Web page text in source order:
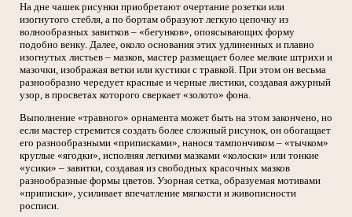
На дне чашек рисунки приобретают очертание розетки или
изогнутого стебля, а по бортам образуют легкую цепочку из
волнообразных завитков – «бегунков», опоясывающих форму
подобно венку. Далее, около основания этих удлиненных и плавно
изогнутых листьев – мазков, мастер размещает более мелкие штрихи и
мазочки, изображая ветки или кустики с травкой. При этом он весьма
разнообразно чередует красные и черные листики, создавая ажурный
узор, в просветах которого сверкает «золото» фона.
Выполнение «травного» орнамента может быть на этом закончено, но
если мастер стремится создать более сложный рисунок, он обогащает
его разнообразными «приписками», нанося тампончиком – «тычком»
круглые «ягодки», исполняя легкими мазками «колоски» или тонкие
«усики» – завитки, создавая из свободных красочных мазков
разнообразные формы цветов. Узорная сетка, образуемая мотивами
«приписки», усиливает впечатление мягкости и живописности
росписи.